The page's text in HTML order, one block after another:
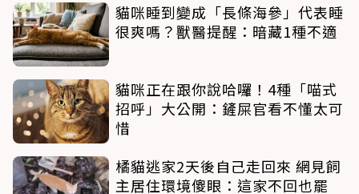
貓咪睡到變成「長條海參」代表睡
很爽嗎？獸醫提醒：暗藏1種不適
貓咪正在跟你說哈囉！4種「喵式
招呼」大公開：鏟屎官看不懂太可
惜
橘貓逃家2天後自己走回來 網見飼
主居住環境傻眼：這家不回也罷